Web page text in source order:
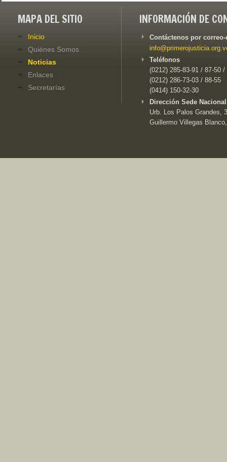
MAPA DEL SITIO
Inicio
Quiénes Somos
Noticias
Enlaces
Secretarías
INFORMACIÓN DE
Contáctenos por
Teléfonos
(0212) 285-83-91 / 87-50 /
(0212) 286-73-03 / 88-55
(0414) 150-32-30
Dirección Sede
Urb. Los Palos Grandes,
Guillermo Villegas